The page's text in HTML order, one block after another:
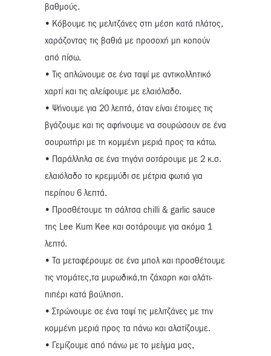
βαθμούς.
• Κόβουμε τις μελιτζάνες στη μέση κατά πλάτος,
χαράζοντας τις βαθιά με προσοχή μη κοπούν
από πίσω.
• Τις απλώνουμε σε ένα ταψί με αντικολλητικό
χαρτί και τις αλείφουμε με ελαιόλαδο.
• Ψήνουμε για 20 λεπτά, όταν είναι έτοιμες τις
βγάζουμε και τις αφήνουμε να σουρώσουν σε ένα
σουρωτήρι με τη κομμένη μεριά προς τα κάτω.
• Παράλληλα σε ένα τηγάνι σοτάρουμε με 2 κ.σ.
ελαιόλαδο το κρεμμύδι σε μέτρια φωτιά για
περίπου 6 λεπτά.
• Προσθέτουμε τη σάλτσα chilli & garlic sauce
της Lee Kum Kee και σοτάρουμε για ακόμα 1
λεπτό.
• Τα μεταφέρουμε σε ένα μπολ και προσθέτουμε
τις ντομάτες,τα μυρωδικά,τη ζάχαρη και αλάτι-
πιπέρι κατά βούληση.
• Στρώνουμε σε ένα ταψί τις μελιτζάνες με την
κομμένη μεριά προς τα πάνω και αλατίζουμε.
• Γεμίζουμε από πάνω με το μείγμα μας,